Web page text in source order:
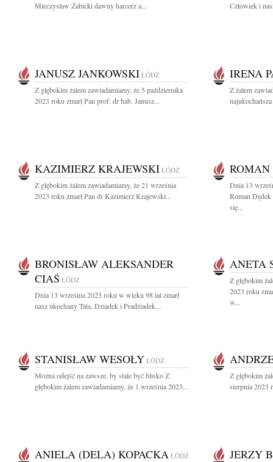
Mieczysław Żabicki dawny harcerz a...
Człowiek i
JANUSZ JANKOWSKI ŁÓDŹ
Z głębokim żalem zawiadamiamy, że 5 października
2023 roku zmarł Pan prof. dr hab. Janusz...
IRENA
Z żalem
KAZIMIERZ KRAJEWSKI ŁÓDŹ
Z głębokim żalem zawiadamiamy, że 21 września
2023 roku zmarł Pan dr Kazimierz Krajewski...
Dnia 13
Roman
się...
BRONISŁAW ALEKSANDER
CIAŚ ŁÓDŹ
Dnia 13 września 2023 roku w wieku 98 lat zmarł
nasz ukochany Tata, Dziadek i Pradziadek...
ANETA
Z głębokim
2023 roku
w...
STANISŁAW WESOŁY ŁÓDŹ
Można odejść na zawsze, by stale być blisko Z
głębokim żalem zawiadamiamy, że 1 września 2023...
Z głębokim
sierpnia 2023
ANIELA (DELA) KOPACKA ŁÓDŹ JERZY